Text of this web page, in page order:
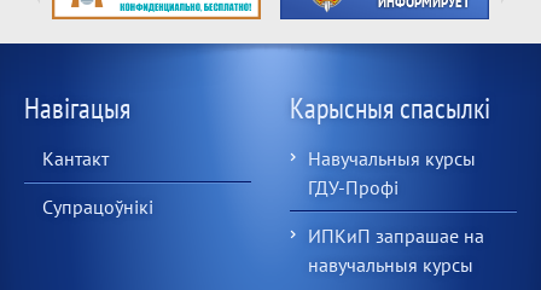
Навігацыя
Кантакт
Супрацоўнікі
Карысныя спасылкі
Навучальныя курсы
ГДУ-Профі
ИПКиП запрашае на
навучальныя курсы